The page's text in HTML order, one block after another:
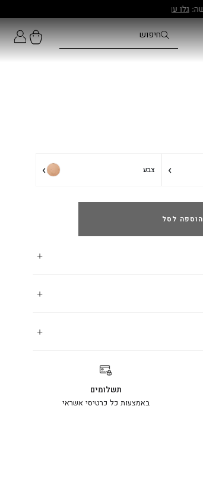
› צבע ›
הוספה לסל
תשלומים
באמצעות כל כרטיסי אשראי